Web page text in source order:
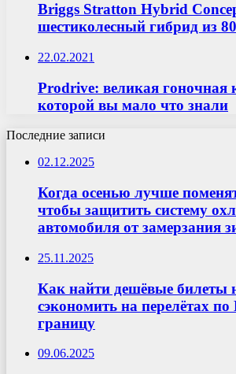
Briggs Stratton Hybrid
шестиколесный гибрид из
22.02.2021
Prodrive: великая гоночная
которой вы мало что знали
Последние записи
02.12.2025
Когда осенью лучше
чтобы защитить систему
автомобиля от замерзания
25.11.2025
Как найти дешёвые билеты
сэкономить на перелётах по
границу
09.06.2025